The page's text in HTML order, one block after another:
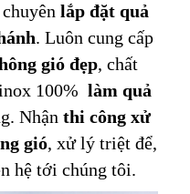
lắp đặt quả
. Luôn cung cấp
gió đẹp, chất
100% làm quả
Nhận thi công xử
gió, xử lý triệt để,
hệ tới chúng tôi.